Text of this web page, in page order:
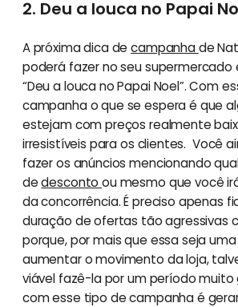
2. Deu a louca no Papai
A próxima dica decampanhade
poderá fazer no seu supermercado
“Deu a louca no Papai Noel”. Com
campanha o que se espera é que
estejam com preços realmente
irresistíveis para os clientes. Você
fazer os anúncios mencionando
dedescontoou mesmo que você
da concorrência. É preciso apenas
duração de ofertas tão agressivas
porque, por mais que essa seja
aumentar o movimento da loja,
viável fazê-la por um período muito
com esse tipo de campanha é